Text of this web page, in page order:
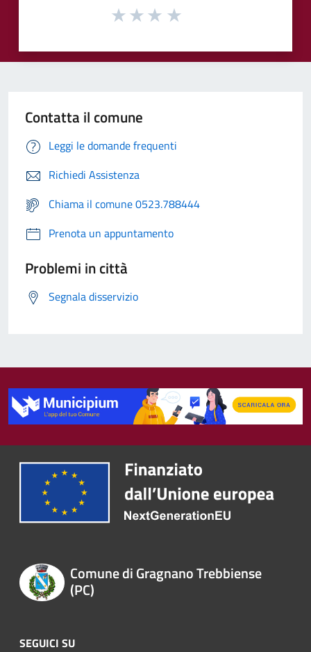
Contatta il comune
Leggi le domande frequenti
Richiedi Assistenza
Chiama il comune 0523.788444
Prenota un appuntamento
Problemi in città
Segnala disservizio
Comune di Gragnano Trebbiense
(PC)
SEGUICI SU